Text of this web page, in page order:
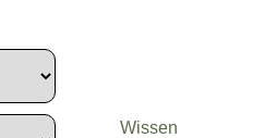
Wissen